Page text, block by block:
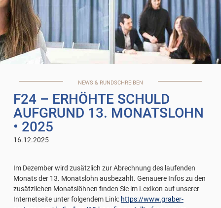
NEWS & RUNDSCHREIBEN
F24 – ERHÖHTE SCHULD
AUFGRUND 13. MONATSLOHN
• 2025
16.12.2025
Im Dezember wird zusätzlich zur Abrechnung des laufenden
Monats der 13. Monatslohn ausbezahlt. Genauere Infos zu den
zusätzlichen Monatslöhnen finden Sie im Lexikon auf unserer
Internetseite unter folgendem Link: https://www.graber-